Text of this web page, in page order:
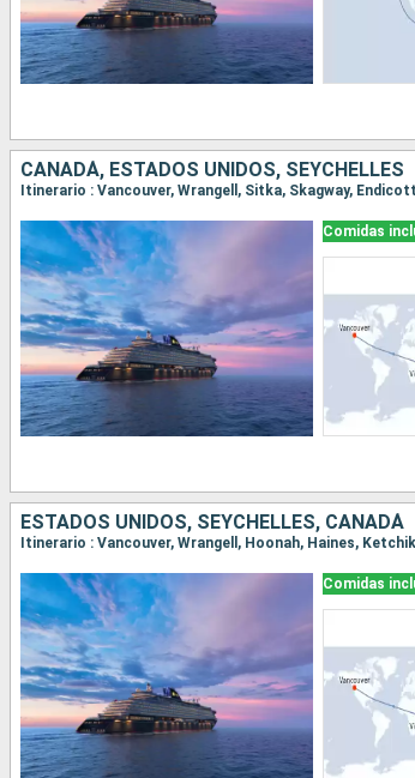
CANADÁ, ESTADOS UNIDOS, SEYCHELLES
Itinerario : Vancouver, Wrangell, Sitka, Skagway,
Comidas
ESTADOS UNIDOS, SEYCHELLES, CANADÁ
Itinerario : Vancouver, Wrangell, Hoonah, Haines,
Comidas